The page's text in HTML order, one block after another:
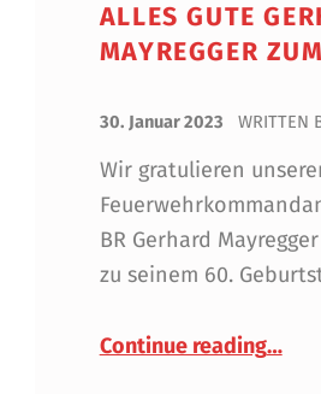
ALLES GUTE
MAYREGGER
30. Januar 2023 WRITTEN
Wir gratulieren
BR Gerhard
zu seinem 60.
Continue reading…